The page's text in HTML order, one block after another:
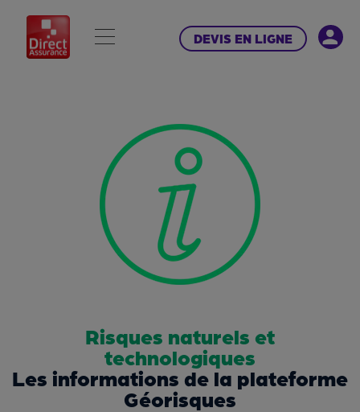
DEVIS EN LIGNE
Risques naturels et
technologiques
Les informations de la plateforme
Géorisques